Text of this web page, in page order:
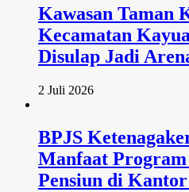
Kawasan Taman
Kecamatan
Disulap Jadi
2 Juli 2026
BPJS
Manfaat
Pensiun di Kantor